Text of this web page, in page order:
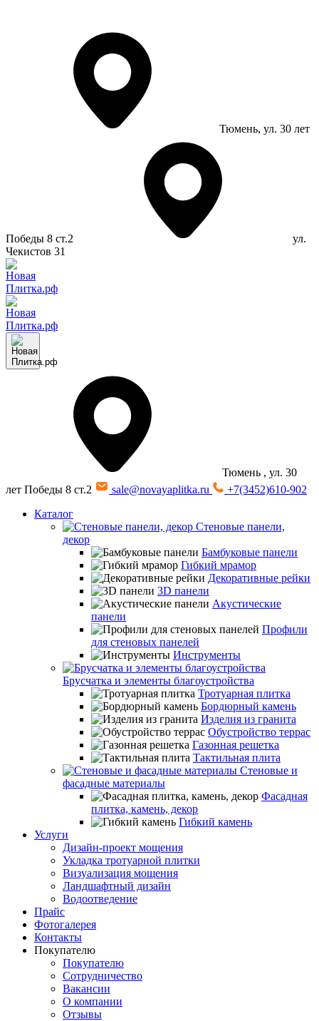
Тюмень, ул. 30 лет
Победы 8 ст.2
ул.
Чекистов 31
Тюмень , ул. 30
лет Победы 8 ст.2
sale@novayaplitka.ru
+7(3452)610-902
Каталог
Стеновые панели,
декор
Бамбуковые панели
Гибкий мрамор
Декоративные рейки
3D панели
Акустические
панели
Профили
для стеновых панелей
Инструменты
Брусчатка и элементы благоустройства
Тротуарная плитка
Бордюрный камень
Изделия из гранита
Обустройство террас
Газонная решетка
Тактильная плита
Стеновые и
фасадные материалы
Фасадная
плитка, камень, декор
Гибкий камень
Услуги
Дизайн-проект мощения
Укладка тротуарной плитки
Визуализация мощения
Ландшафтный дизайн
Водоотведение
Прайс
Фотогалерея
Контакты
Покупателю
Покупателю
Сотрудничество
Вакансии
О компании
Отзывы